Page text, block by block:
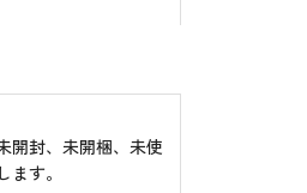
開封、未開梱、未使
す。